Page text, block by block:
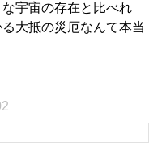
宇宙の存在と比べれ
大抵の災厄なんて本当